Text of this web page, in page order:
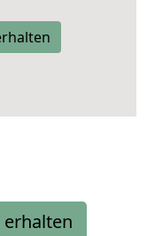
erhalten